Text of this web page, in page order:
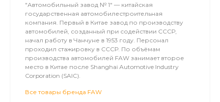
"Автомобильный завод № 1" — китайская
государственная автомобилестроительная
компания. Первый в Китае завод по производству
автомобилей, созданный при содействии СССР,
начал работу в Чанчуне в 1953 году. Персонал
проходил стажировку в СССР. По объёмам
производства автомобилей FAW занимает второе
место в Китае после Shanghai Automotive Industry
Corporation (SAIC).
Все товары бренда FAW